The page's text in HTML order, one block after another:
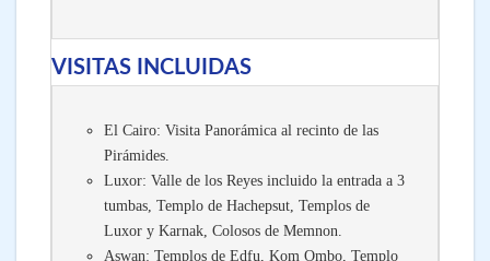
VISITAS INCLUIDAS
El Cairo: Visita Panorámica al recinto de las
Pirámides.
Luxor: Valle de los Reyes incluido la entrada a 3
tumbas, Templo de Hachepsut, Templos de
Luxor y Karnak, Colosos de Memnon.
Aswan: Templos de Edfu, Kom Ombo, Templo